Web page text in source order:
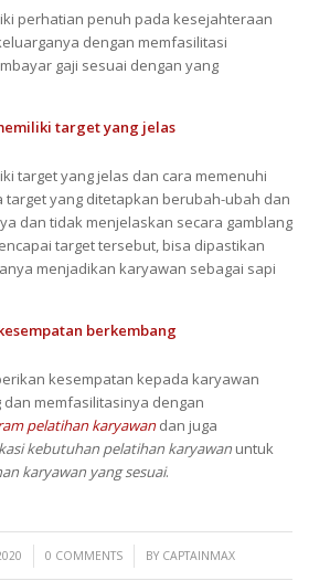
perhatian penuh pada kesejahteraan
dengan memfasilitasi
gaji sesuai dengan yang
target yang jelas
target yang jelas dan cara memenuhi
target yang ditetapkan berubah-ubah dan
dan tidak menjelaskan secara gamblang
target tersebut, bisa dipastikan
menjadikan karyawan sebagai sapi
berkembang
kesempatan kepada karyawan
memfasilitasinya dengan
pelatihan karyawandan juga
kebutuhan pelatihan karyawanuntuk
karyawan yang sesuai.
0 COMMENTS
/ BY CAPTAINMAX